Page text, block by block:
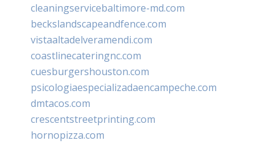
cleaningservicebaltimore-md.com
beckslandscapeandfence.com
vistaaltadelveramendi.com
coastlinecateringnc.com
cuesburgershouston.com
psicologiaespecializadaencampeche.com
dmtacos.com
crescentstreetprinting.com
hornopizza.com